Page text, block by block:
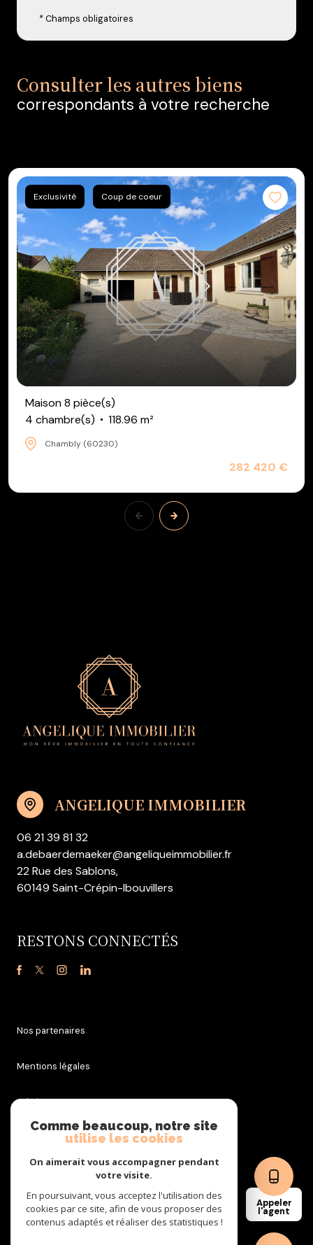
Appeler
l'agent
* Champs obligatoires
Consulter les autres biens
correspondants à votre recherche
Exclusivité Coup de coeur
Maison 8 pièce(s)
4 chambre(s)
118.96 m²
Chambly (60230)
282 420 €
ANGELIQUE IMMOBILIER
06 21 39 81 32
a.debaerdemaeker@angeliqueimmobilier.fr
22 Rue des Sablons,
60149 Saint-Crépin-Ibouvillers
RESTONS CONNECTÉS
Nos partenaires
Mentions légales
Admin
Nos honoraires
Cookies
Comme beaucoup, notre site
utilise les cookies
On aimerait vous accompagner pendant
votre visite.
En poursuivant, vous acceptez l'utilisation des
cookies par ce site, afin de vous proposer des
contenus adaptés et réaliser des statistiques !